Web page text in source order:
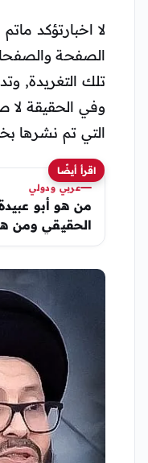
لا اخبارتؤكد
الصفحة
تلك التغريدة,
وفي الحقيقة لا
التي تم نشرها
اقرأ أيضًا
عربي ودولي
من هو أبو
الحقيقي ومن